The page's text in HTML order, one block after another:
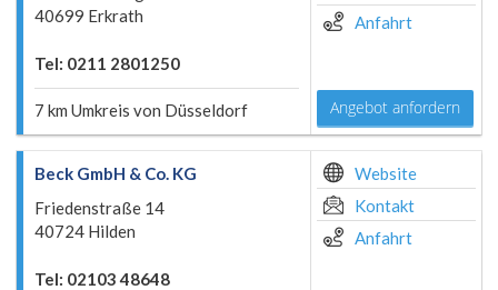
40699 Erkrath
Tel: 0211 2801250
7 km Umkreis von Düsseldorf
Anfahrt
Angebot anfordern
Beck GmbH & Co. KG
Friedenstraße 14
40724 Hilden
Tel: 02103 48648
Website
Kontakt
Anfahrt